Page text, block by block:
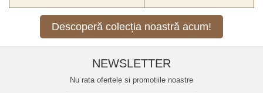
Descoperă colecția noastră acum!
NEWSLETTER
Nu rata ofertele si promotiile noastre